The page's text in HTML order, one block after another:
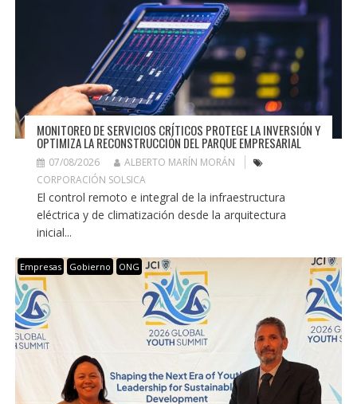
MONITOREO DE SERVICIOS CRÍTICOS PROTEGE LA INVERSIÓN Y
OPTIMIZA LA RECONSTRUCCIÓN DEL PARQUE EMPRESARIAL
07/08/2026
ALBERTO MARÍN MORÁN
CORPORACIÓN SOLSICA
El control remoto e integral de la infraestructura
eléctrica y de climatización desde la arquitectura
inicial...
Empresas Gobierno ONG